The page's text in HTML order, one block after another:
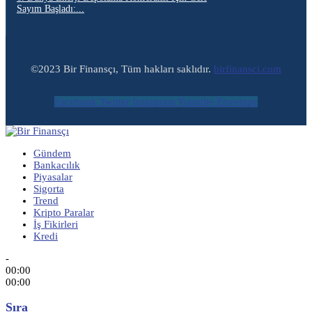
Sayım Başladı:...
©2023 Bir Finansçı, Tüm hakları saklıdır. birfinansci.com
Facebook Twitter Instagram Youtube Envelope
Gündem
Bankacılık
Piyasalar
Sigorta
Trend
Kripto Paralar
İş Fikirleri
Kredi
-
00:00
00:00
Sıra